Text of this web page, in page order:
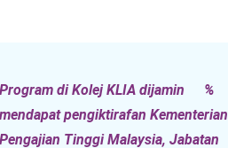
Program di Kolej KLIA dijamin
%
mendapat pengiktirafan Kementerian
Pengajian Tinggi Malaysia, Jabatan